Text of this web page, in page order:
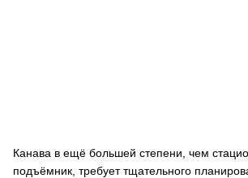
Канава в ещё большей степени, чем
подъёмник, требует тщательного